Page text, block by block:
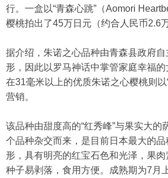
行。一盒以“青森心跳”（Aomori
樱桃拍出了45万日元（约合人民币2.6
据介绍，朱诺之心品种由青森县政府
形，因此以罗马神话中掌管家庭幸福
在31毫米以上的优质朱诺之心樱桃则以
营销。
该品种由甜度高的“红秀峰”与果实大的
个品种杂交而来，是目前日本最大的
形，具有明亮的红宝石色和光泽，果肉
种子易剥落，食用方便。成熟期为7月